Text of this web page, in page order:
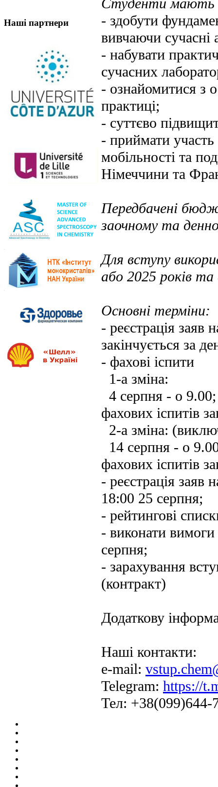
Наші партнери
Студенти мають
- здобути
вивчаючи сучасні
- набувати
сучасних
- ознайомитися з
практиці;
- суттєво
- приймати участь
мобільності та
Німеччини та
Передбачені
заочному та
Для вступу
або 2025 років
Основні терміни:
- реєстрація заяв
закінчується за
- фахові іспити
1-а зміна:
4 серпня - о
фахових іспитів
2-а зміна:
14 серпня - о
фахових іспитів
- реєстрація заяв
18:00 25 серпня;
- рейтингові
- виконати
серпня;
- зарахування
(контракт)
Додаткову
Наші контакти:
e-mail:
Telegram: https://
Тел: